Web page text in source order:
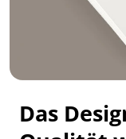
Das